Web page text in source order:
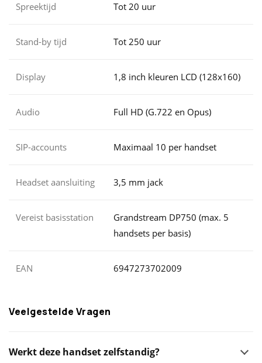
Spreektijd Tot 20 uur
Stand-by tijd Tot 250 uur
Display 1,8 inch kleuren LCD (128x160)
Audio Full HD (G.722 en Opus)
SIP-accounts Maximaal 10 per handset
Headset aansluiting 3,5 mm jack
Vereist basisstation
Grandstream DP750 (max. 5
handsets per basis)
EAN 6947273702009
Veelgestelde Vragen
Werkt deze handset zelfstandig?